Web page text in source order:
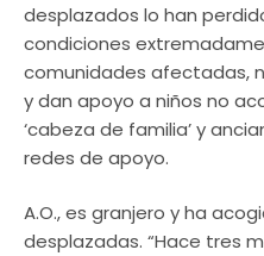
desplazados lo han
condiciones
comunidades afectadas,
y dan apoyo a niños no
‘cabeza de familia’ y
redes de apoyo.
A.O., es granjero y ha
desplazadas. “Hace tres